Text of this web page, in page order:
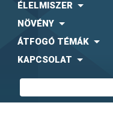
ÉLELMISZER
NÖVÉNY
ÁTFOGÓ TÉMÁK
KAPCSOLAT